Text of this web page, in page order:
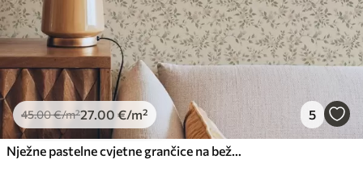
45.00€/m²27.00 €/m² 5
Nježne pastelne cvjetne grančice na bež pozadini